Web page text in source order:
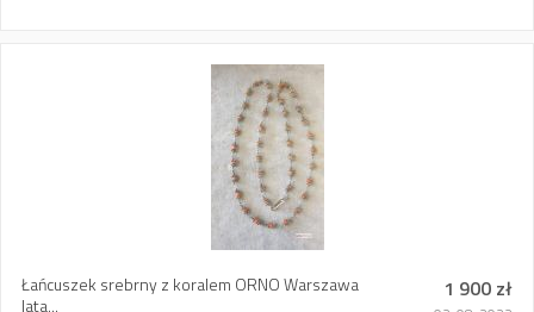
Łańcuszek srebrny z koralem ORNO Warszawa
lata...
1 900 zł